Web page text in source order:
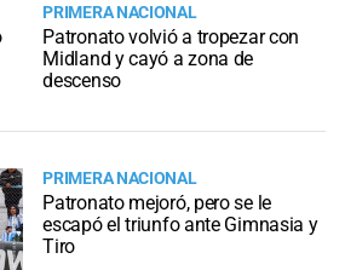
PRIMERA NACIONAL
Patronato volvió a tropezar con
Midland y cayó a zona de
descenso
PRIMERA NACIONAL
Patronato mejoró, pero se le
escapó el triunfo ante Gimnasia y
Tiro